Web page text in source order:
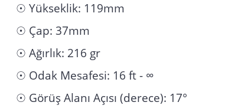
☉ Yükseklik: 119mm
☉ Çap: 37mm
☉ Ağırlık: 216 gr
☉ Odak Mesafesi: 16 ft - ∞
☉ Görüş Alanı Açısı (derece): 17°